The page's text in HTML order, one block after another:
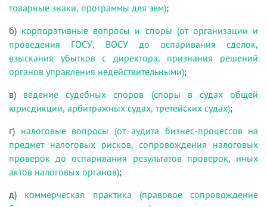
товарные знаки, программы для эвм);
б) корпоративные вопросы и споры (от организации и
проведения ГОСУ, ВОСУ до оспаривания сделок,
взыскания убытков с директора, признания решений
органов управления недействительными);
в) ведение судебных споров (споры в судах общей
юрисдикции, арбитражных судах, третейских судах);
г) налоговые вопросы (от аудита бизнес-процессов на
предмет налоговых рисков, сопровождения налоговых
проверок до оспаривания результатов проверок, иных
актов налоговых органов);
д) коммерческая практика (правовое сопровождение